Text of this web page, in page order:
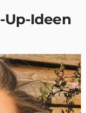
Up-Ideen